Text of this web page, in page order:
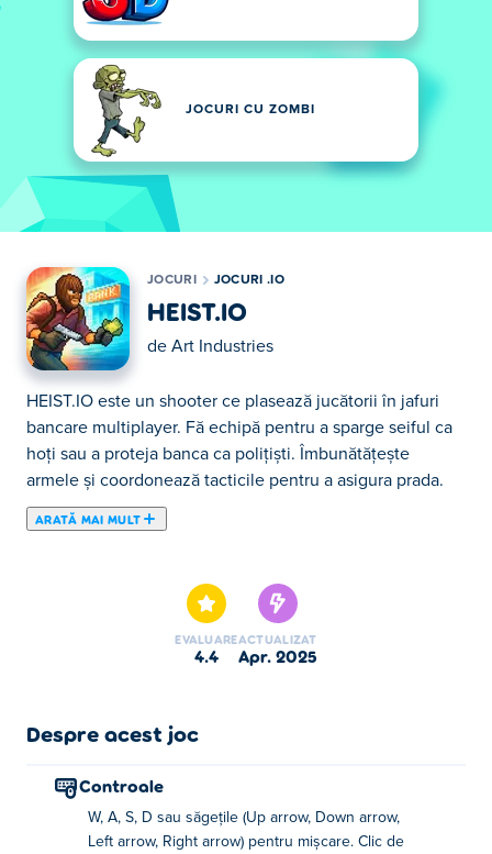
JOCURI CU ZOMBI
JOCURI JOCURI .IO
HEIST.IO
de Art Industries
HEIST.IO este un shooter ce plasează jucătorii în jafuri
bancare multiplayer. Fă echipă pentru a sparge seiful ca
hoți sau a proteja banca ca polițiști. Îmbunătățește
armele și coordonează tacticile pentru a asigura prada.
ARATĂ MAI MULT
tâlharilor și reușește furtul suprem sau alătură-te forțelor
de poliție pentru a-i opri pe loc. Luptă pentru control,
îmbunătățește-ți armele și revendică-ți recompensele.
Cum să joci HEIST.IO?
Trage: clic stânga
Reîncarcă: R
EVALUARE
4.4
ACTUALIZAT
apr. 2025
Despre acest joc
Controale
W, A, S, D sau săgețile (Up arrow, Down arrow,
Left arrow, Right arrow) pentru mișcare. Clic de